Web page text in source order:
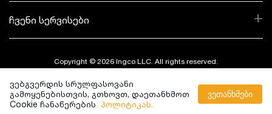
+
ჩვენი სერვისები
Copyright © 2026 Ingco LLC. All rights reserved.
Created By:
ვებგვერდის სრულფასოვანი
გამოყენებისთვის, გთხოვთ, დაეთანხმოთ
Cookie ჩანაწერების პოლიტიკას.
ვეთანხმები